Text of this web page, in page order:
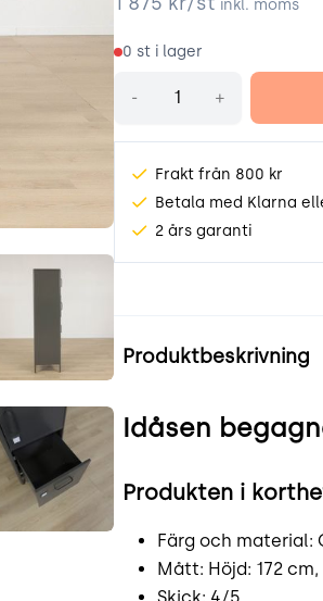
Idåsen-2.jpg
Idåsen-6.jpg
inkl. moms
0 st i lager
- +
Frakt från 800 kr
Betala med Klarna
2 års garanti
Produktbeskrivning
Idåsen
Produkten i
Färg och material:
Mått: Höjd: 172